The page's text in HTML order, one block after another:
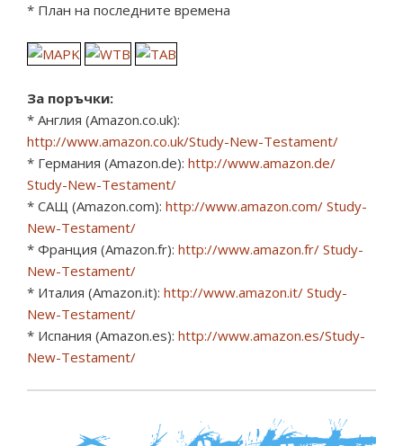
* План на последните времена
За поръчки:
* Англия (Amazon.co.uk):
http://www.amazon.co.uk/Study-New-Testament/
* Германия (Amazon.de): http://www.amazon.de/
Study-New-Testament/
* САЩ (Amazon.com): http://www.amazon.com/ Study-
New-Testament/
* Франция (Amazon.fr): http://www.amazon.fr/ Study-
New-Testament/
* Италия (Amazon.it): http://www.amazon.it/ Study-
New-Testament/
* Испания (Amazon.es): http://www.amazon.es/Study-
New-Testament/